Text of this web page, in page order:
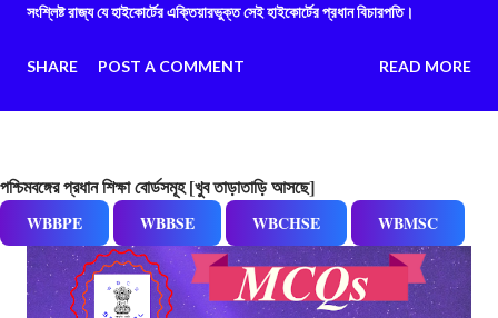
সংশ্লিষ্ট রাজ্য যে হাইকোর্টের এক্তিয়ারভুক্ত সেই হাইকোর্টের প্রধান বিচারপতি।
SHARE POST A COMMENT READ MORE
পশ্চিমবঙ্গের প্রধান শিক্ষা বোর্ডসমূহ [খুব তাড়াতাড়ি আসছে]
WBBPE WBBSE WBCHSE WBMSC